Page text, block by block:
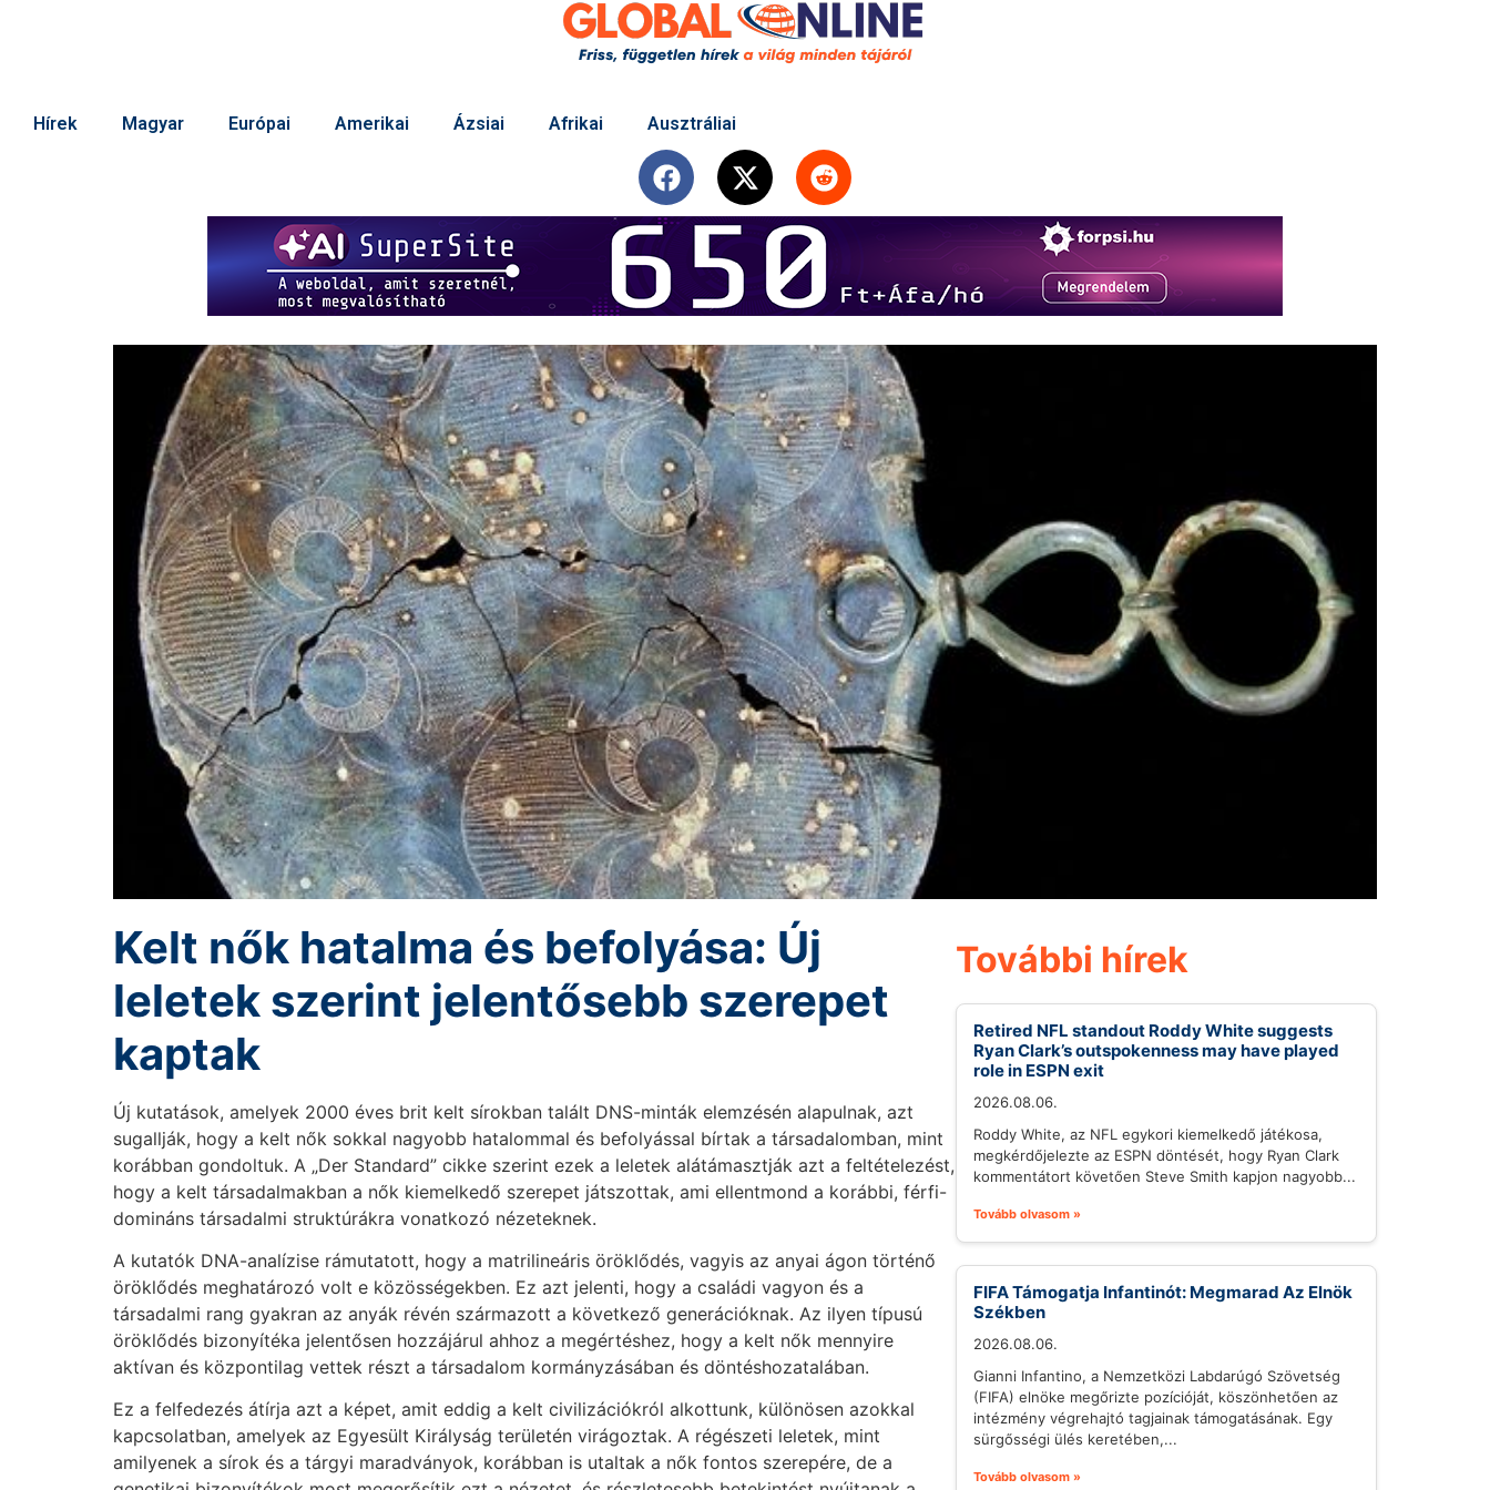
Hírek Magyar Európai Amerikai Ázsiai Afrikai Ausztráliai
Kelt nők hatalma és befolyása: Új
leletek szerint jelentősebb szerepet
kaptak
Új kutatások, amelyek 2000 éves brit kelt sírokban talált DNS-minták elemzésén alapulnak, azt
sugallják, hogy a kelt nők sokkal nagyobb hatalommal és befolyással bírtak a társadalomban, mint
korábban gondoltuk. A „Der Standard” cikke szerint ezek a leletek alátámasztják azt a feltételezést,
hogy a kelt társadalmakban a nők kiemelkedő szerepet játszottak, ami ellentmond a korábbi, férfi-
domináns társadalmi struktúrákra vonatkozó nézeteknek.
A kutatók DNA-analízise rámutatott, hogy a matrilineáris öröklődés, vagyis az anyai ágon történő
öröklődés meghatározó volt e közösségekben. Ez azt jelenti, hogy a családi vagyon és a
társadalmi rang gyakran az anyák révén származott a következő generációknak. Az ilyen típusú
öröklődés bizonyítéka jelentősen hozzájárul ahhoz a megértéshez, hogy a kelt nők mennyire
aktívan és központilag vettek részt a társadalom kormányzásában és döntéshozatalában.
Ez a felfedezés átírja azt a képet, amit eddig a kelt civilizációkról alkottunk, különösen azokkal
kapcsolatban, amelyek az Egyesült Királyság területén virágoztak. A régészeti leletek, mint
amilyenek a sírok és a tárgyi maradványok, korábban is utaltak a nők fontos szerepére, de a
További hírek
Retired NFL standout Roddy White suggests
Ryan Clark’s outspokenness may have played
role in ESPN exit
2026.08.06.
Roddy White, az NFL egykori kiemelkedő játékosa,
megkérdőjelezte az ESPN döntését, hogy Ryan Clark
kommentátort követően Steve Smith kapjon nagyobb...
Tovább olvasom »
FIFA Támogatja Infantinót: Megmarad Az Elnök
Székben
2026.08.06.
Gianni Infantino, a Nemzetközi Labdarúgó Szövetség
(FIFA) elnöke megőrizte pozícióját, köszönhetően az
intézmény végrehajtó tagjainak támogatásának. Egy
sürgősségi ülés keretében,...
Tovább olvasom »